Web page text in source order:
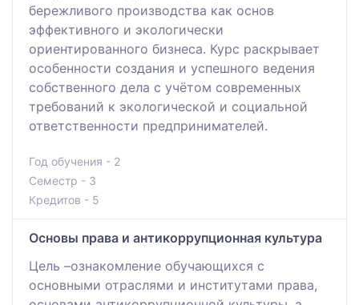
бережливого производства как основ
эффективного и экологически
ориентированного бизнеса. Курс раскрывает
особенности создания и успешного ведения
собственного дела с учётом современных
требований к экологической и социальной
ответственности предпринимателей.
Год обучения - 2
Семестр - 3
Кредитов - 5
Основы права и антикоррупционная культура
Цель –ознакомление обучающихся с
основными отраслями и институтами права,